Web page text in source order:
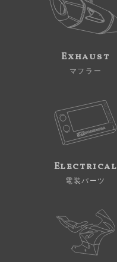
Exhaust
マフラー
Electrical
電装パーツ